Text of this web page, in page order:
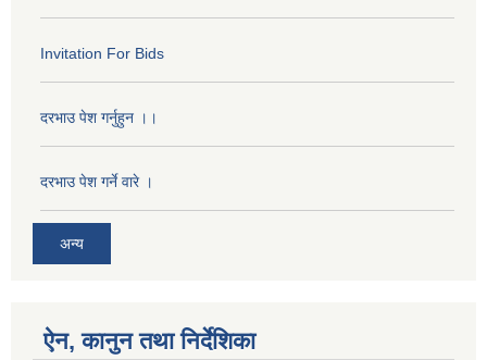
Invitation For Bids
दरभाउ पेश गर्नुहुन ।।
दरभाउ पेश गर्ने वारे ।
अन्य
ऐन, कानुन तथा निर्देशिका